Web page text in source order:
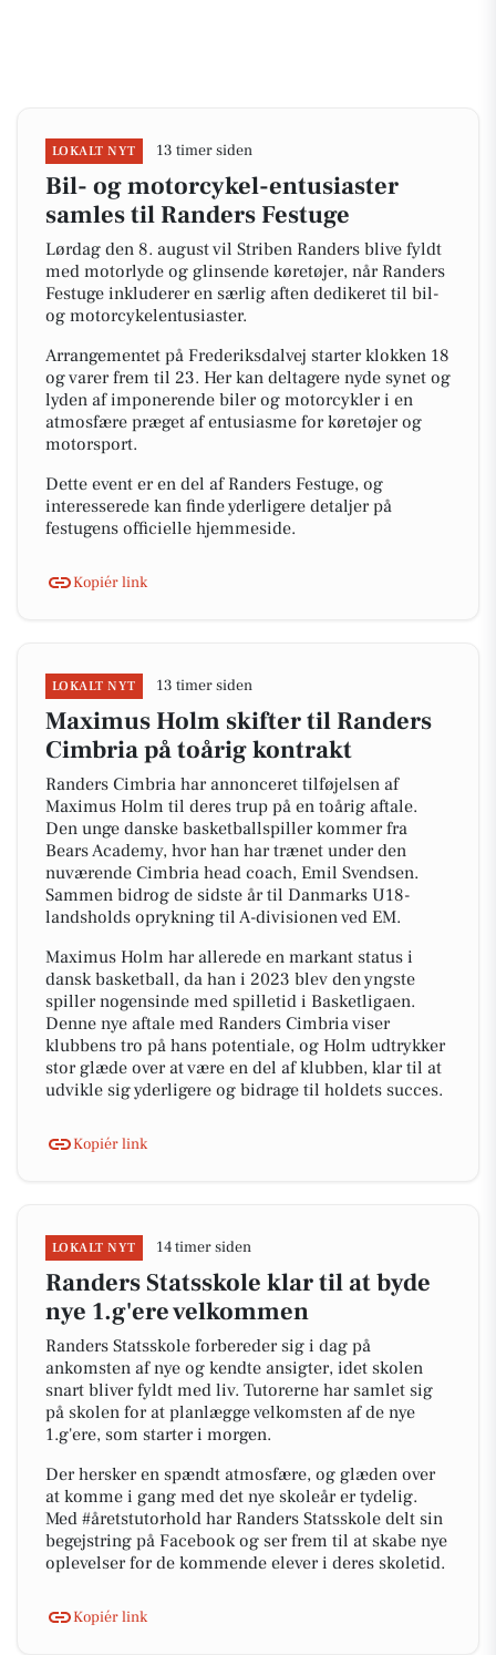
LOKALT NYT 13 timer siden
Bil- og motorcykel-entusiaster
samles til Randers Festuge
Lørdag den 8. august vil Striben Randers blive fyldt
med motorlyde og glinsende køretøjer, når Randers
Festuge inkluderer en særlig aften dedikeret til bil-
og motorcykelentusiaster.
Arrangementet på Frederiksdalvej starter klokken 18
og varer frem til 23. Her kan deltagere nyde synet og
lyden af imponerende biler og motorcykler i en
atmosfære præget af entusiasme for køretøjer og
motorsport.
Dette event er en del af Randers Festuge, og
interesserede kan finde yderligere detaljer på
festugens officielle hjemmeside.
Kopiér link
LOKALT NYT 13 timer siden
Maximus Holm skifter til Randers
Cimbria på toårig kontrakt
Randers Cimbria har annonceret tilføjelsen af
Maximus Holm til deres trup på en toårig aftale.
Den unge danske basketballspiller kommer fra
Bears Academy, hvor han har trænet under den
nuværende Cimbria head coach, Emil Svendsen.
Sammen bidrog de sidste år til Danmarks U18-
landsholds oprykning til A-divisionen ved EM.
Maximus Holm har allerede en markant status i
dansk basketball, da han i 2023 blev den yngste
spiller nogensinde med spilletid i Basketligaen.
Denne nye aftale med Randers Cimbria viser
klubbens tro på hans potentiale, og Holm udtrykker
stor glæde over at være en del af klubben, klar til at
udvikle sig yderligere og bidrage til holdets succes.
Kopiér link
LOKALT NYT 14 timer siden
Randers Statsskole klar til at byde
nye 1.g'ere velkommen
Randers Statsskole forbereder sig i dag på
ankomsten af nye og kendte ansigter, idet skolen
snart bliver fyldt med liv. Tutorerne har samlet sig
på skolen for at planlægge velkomsten af de nye
1.g'ere, som starter i morgen.
Der hersker en spændt atmosfære, og glæden over
at komme i gang med det nye skoleår er tydelig.
Med #åretstutorhold har Randers Statsskole delt sin
begejstring på Facebook og ser frem til at skabe nye
oplevelser for de kommende elever i deres skoletid.
Kopiér link